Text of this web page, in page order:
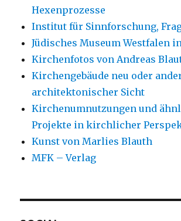
Hexenprozesse
Institut für Sinnforschung,
Jüdisches Museum Westfalen
Kirchenfotos von Andreas
Kirchengebäude neu oder
architektonischer Sicht
Kirchenumnutzungen und
Projekte in kirchlicher
Kunst von Marlies Blauth
MFK – Verlag